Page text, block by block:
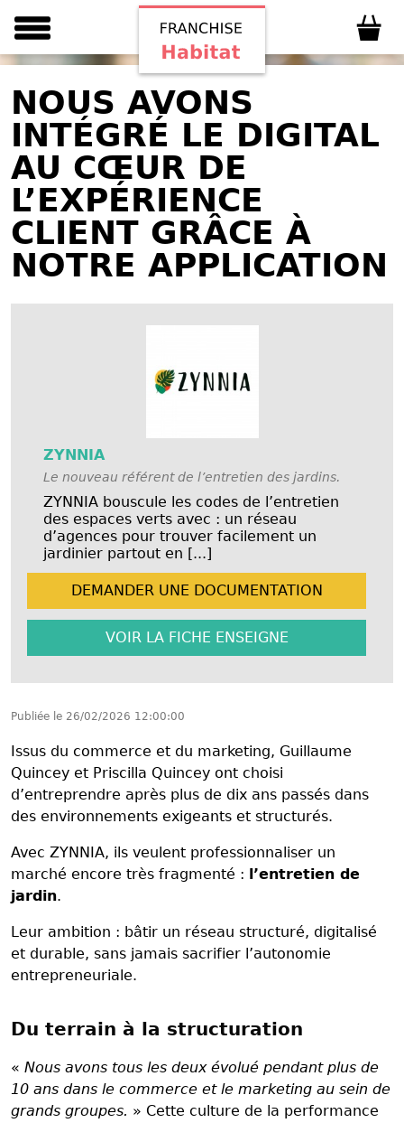
NOUS AVONS
INTÉGRÉ LE DIGITAL
AU CŒUR DE
L’EXPÉRIENCE
CLIENT GRÂCE À
NOTRE APPLICATION
ZYNNIA
Le nouveau référent de l’entretien des jardins.
ZYNNIA bouscule les codes de l’entretien
des espaces verts avec : un réseau
d’agences pour trouver facilement un
jardinier partout en [...]
DEMANDER UNE DOCUMENTATION
VOIR LA FICHE ENSEIGNE
Publiée le 26/02/2026 12:00:00
Issus du commerce et du marketing, Guillaume
Quincey et Priscilla Quincey ont choisi
d’entreprendre après plus de dix ans passés dans
des environnements exigeants et structurés.
Avec ZYNNIA, ils veulent professionnaliser un
marché encore très fragmenté :
l’entretien de
jardin.
Leur ambition : bâtir un réseau structuré, digitalisé
et durable, sans jamais sacrifier l’autonomie
entrepreneuriale.
Du terrain à la structuration
« Nous avons tous les deux évolué pendant plus de
10 ans dans le commerce et le marketing au sein de
grands groupes. » Cette culture de la performance